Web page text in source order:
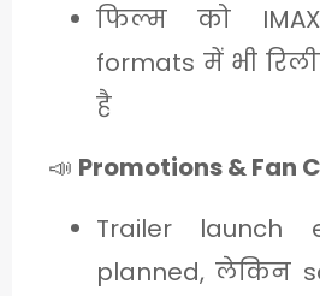
फिल्म को
formats में भी
है
📣 Promotions & Fan
Trailer launch
planned, लेकिन